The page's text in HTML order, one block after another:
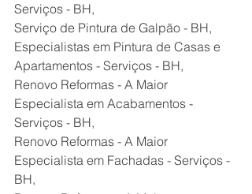
Serviços - BH,
Serviço de Pintura de Galpão - BH,
Especialistas em Pintura de Casas e
Apartamentos - Serviços - BH,
Renovo Reformas - A Maior
Especialista em Acabamentos -
Serviços - BH,
Renovo Reformas - A Maior
Especialista em Fachadas - Serviços -
BH,